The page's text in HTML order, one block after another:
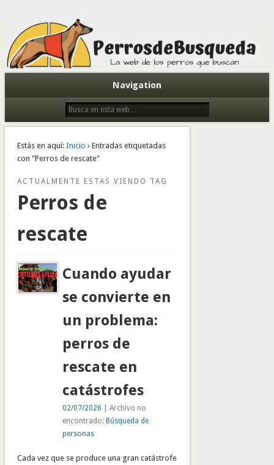
Todo sobre perros de búsqueda y detectores
Navigation
Estás en aquí: Inicio › Entradas etiquetadas
con "Perros de rescate"
ACTUALMENTE ESTAS VIENDO TAG
Perros de
rescate
Cuando ayudar
se convierte en
un problema:
perros de
rescate en
catástrofes
02/07/2026 | Archivo no
encontrado: Búsqueda de
personas
Cada vez que se produce una gran catástrofe